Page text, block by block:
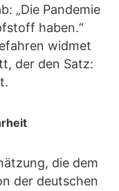
„Die Pandemie
haben.“
widmet
der den Satz:
die dem
der deutschen